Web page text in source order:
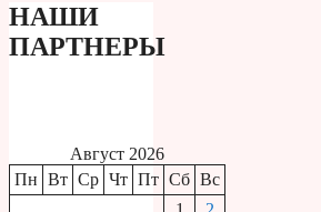
НАШИ
ПАРТНЕРЫ
Август 2026
Пн Вт Ср Чт Пт Сб Вс